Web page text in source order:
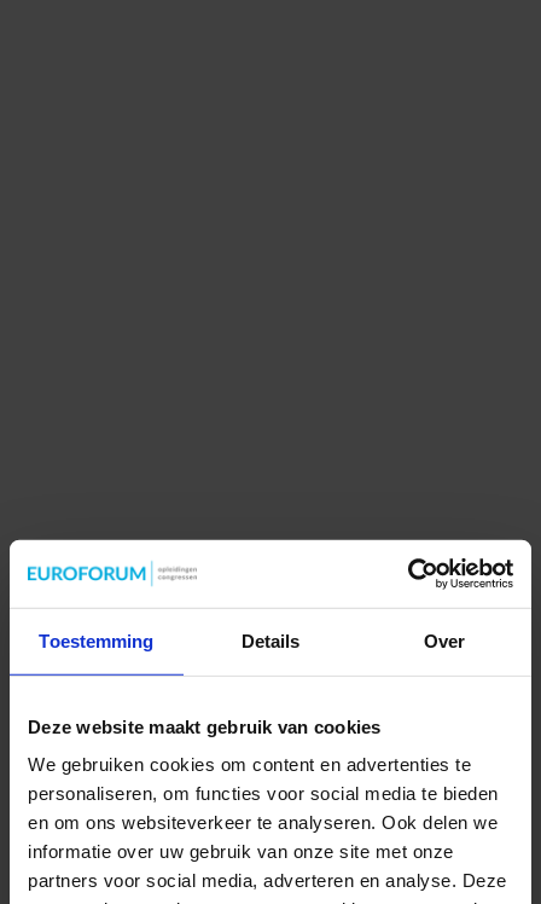
Toestemming Details Over
Deze website maakt gebruik van cookies
We gebruiken cookies om content en advertenties te
personaliseren, om functies voor social media te bieden
en om ons websiteverkeer te analyseren. Ook delen we
informatie over uw gebruik van onze site met onze
partners voor social media, adverteren en analyse. Deze